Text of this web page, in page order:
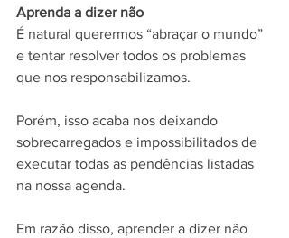
Aprenda a dizer não
É natural querermos “abraçar o mundo”
e tentar resolver todos os problemas
que nos responsabilizamos.
Porém, isso acaba nos deixando
sobrecarregados e impossibilitados de
executar todas as pendências listadas
na nossa agenda.
Em razão disso, aprender a dizer não